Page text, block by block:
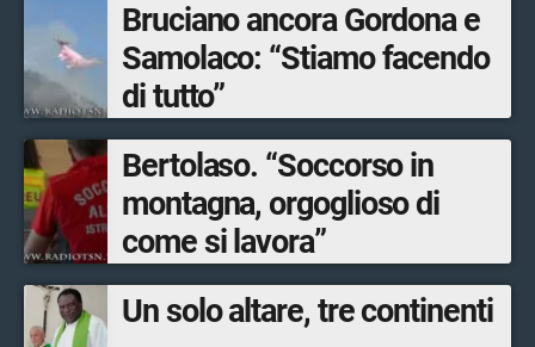
Bruciano ancora Gordona e
Samolaco: “Stiamo facendo
di tutto”
Bertolaso. “Soccorso in
montagna, orgoglioso di
come si lavora”
Un solo altare, tre continenti